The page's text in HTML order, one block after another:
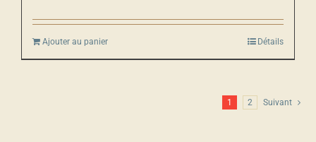
Ajouter au panier Détails
1 2 Suivant